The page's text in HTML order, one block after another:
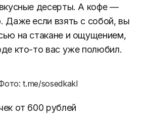
десерты. А кофе —
Даже если взять с собой, вы
на стакане и ощущением,
кто-то вас уже полюбил.
t.me/sosedkakl
от 600 рублей